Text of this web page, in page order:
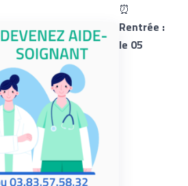
⏰
Rentrée :
le 05